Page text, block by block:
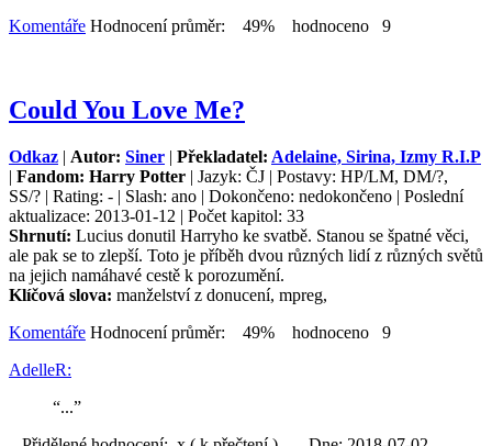
Komentáře Hodnocení průměr: 49% hodnoceno 9
Could You Love Me?
Odkaz | Autor: Siner | Překladatel: Adelaine, Sirina, Izmy R.I.P
| Fandom: Harry Potter | Jazyk: ČJ | Postavy: HP/LM, DM/?,
SS/? | Rating: - | Slash: ano | Dokončeno: nedokončeno | Poslední
aktualizace: 2013-01-12 | Počet kapitol: 33
Shrnutí: Lucius donutil Harryho ke svatbě. Stanou se špatné věci,
ale pak se to zlepší. Toto je příběh dvou různých lidí z různých světů
na jejich namáhavé cestě k porozumění.
Klíčová slova: manželství z donucení, mpreg,
Komentáře Hodnocení průměr: 49% hodnoceno 9
AdelleR:
“...”